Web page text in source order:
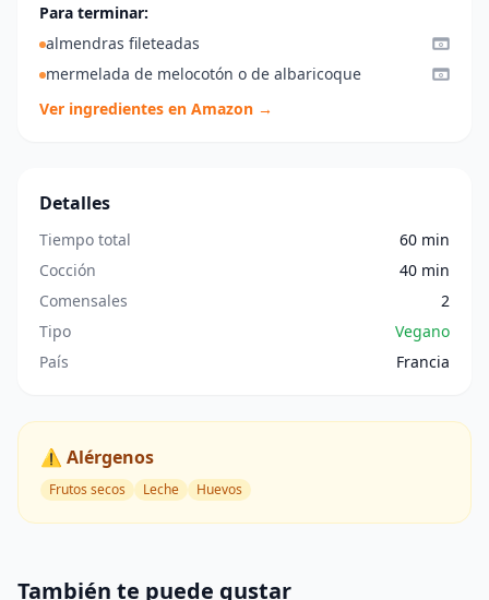
Para terminar:
almendras fileteadas
mermelada de melocotón o de albaricoque
Ver ingredientes en Amazon →
Detalles
Tiempo total
60 min
Cocción
40 min
Comensales
2
Tipo
Vegano
País
Francia
⚠️ Alérgenos
Frutos secos Leche Huevos
También te puede gustar